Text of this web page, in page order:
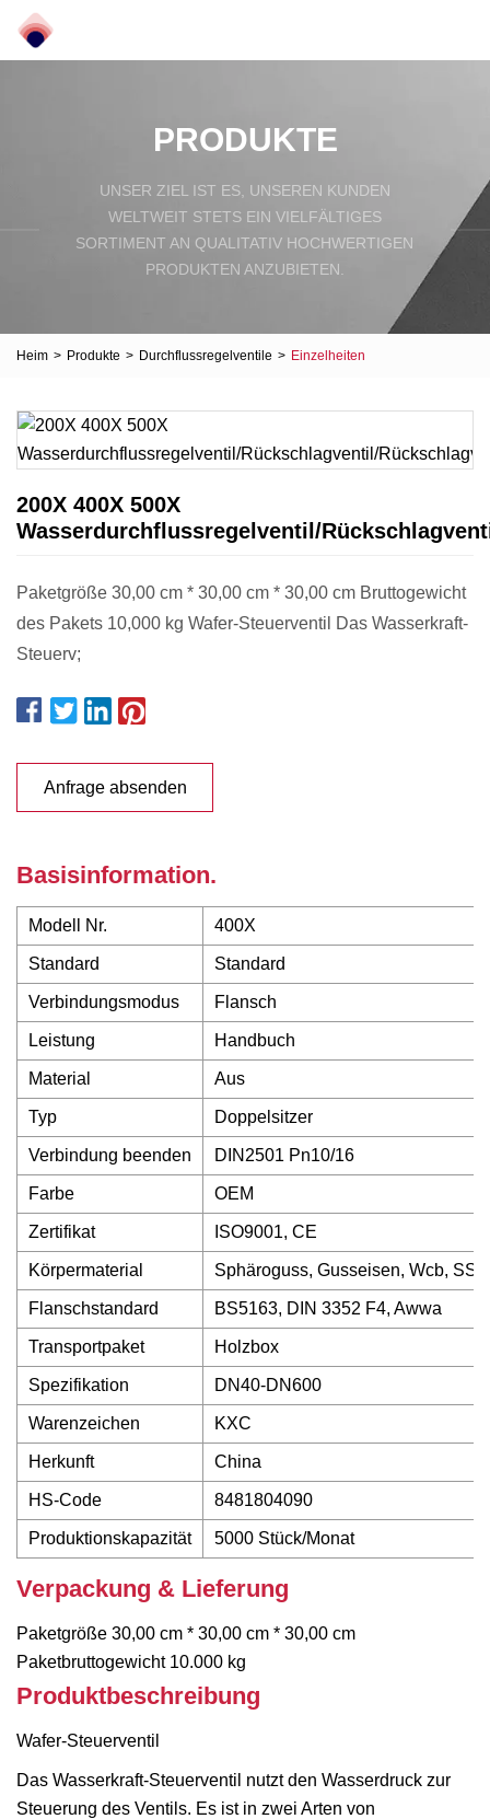
PRODUKTE
UNSER ZIEL IST ES, UNSEREN KUNDEN
WELTWEIT STETS EIN VIELFÄLTIGES
SORTIMENT AN QUALITATIV HOCHWERTIGEN
PRODUKTEN ANZUBIETEN.
Heim > Produkte > Durchflussregelventile > Einzelheiten
200X 400X 500X
Wasserdurchflussregelventil/
Paketgröße 30,00 cm * 30,00 cm * 30,00 cm Bruttogewicht
des Pakets 10,000 kg Wafer-Steuerventil Das Wasserkraft-
Steuerv;
Anfrage absenden
Basisinformation.
Modell Nr. 400X
Standard Standard
Verbindungsmodus Flansch
Leistung Handbuch
Material Aus
Typ Doppelsitzer
Verbindung beenden DIN2501 Pn10/16
Farbe OEM
Zertifikat ISO9001, CE
Körpermaterial Sphäroguss, Gusseisen, Wcb,
Flanschstandard BS5163, DIN 3352 F4, Awwa
Transportpaket Holzbox
Spezifikation DN40-DN600
Warenzeichen KXC
Herkunft China
HS-Code 8481804090
Produktionskapazität 5000 Stück/Monat
Verpackung & Lieferung
Paketgröße 30,00 cm * 30,00 cm * 30,00 cm
Paketbruttogewicht 10.000 kg
Produktbeschreibung
Wafer-Steuerventil
Das Wasserkraft-Steuerventil nutzt den Wasserdruck zur
Steuerung des Ventils. Es ist in zwei Arten von